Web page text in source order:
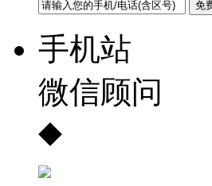
手机站
微信顾问
◆